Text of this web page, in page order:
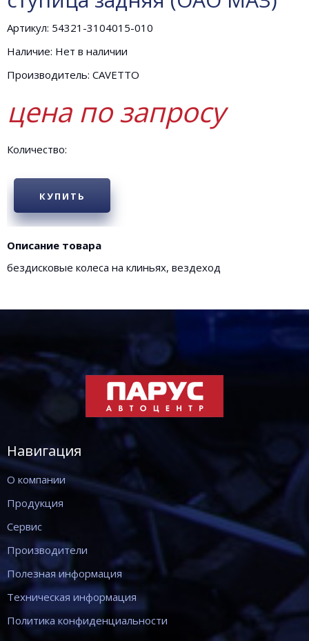
Артикул: 54321-3104015-010
Наличие: Нет в наличии
Производитель: CAVETTO
цена по запросу
Количество:
КУПИТЬ
Описание товара
бездисковые колеса на клиньях, вездеход
Навигация
О компании
Продукция
Сервис
Производители
Полезная информация
Техническая информация
Политика конфиденциальности